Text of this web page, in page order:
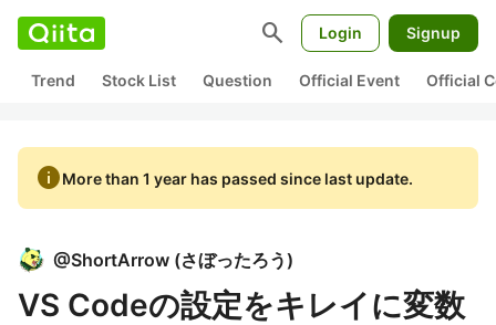
search Login Signup
Trend Stock List Question Official Event Official
infoMore than 1 year has passed since last update.
@ShortArrow (さぼったろう)
VS Codeの設定をキレイに変数